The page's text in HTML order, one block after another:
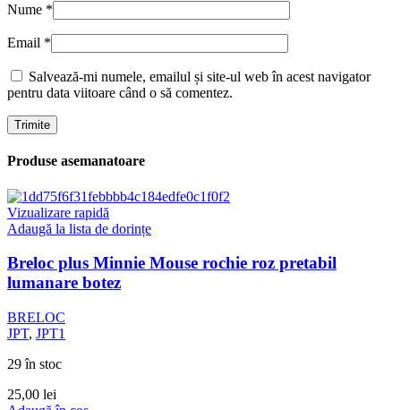
Nume *
Email *
Salvează-mi numele, emailul și site-ul web în acest navigator
pentru data viitoare când o să comentez.
Produse asemanatoare
Vizualizare rapidă
Adaugă la lista de dorințe
Breloc plus Minnie Mouse rochie roz pretabil
lumanare botez
BRELOC
JPT, JPT1
29 în stoc
25,00 lei